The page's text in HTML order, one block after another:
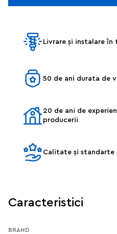
Livrare și instalare
50 de ani durata de
20 de ani de
producerii
Calitate și standarte
Caracteristici
BRAND